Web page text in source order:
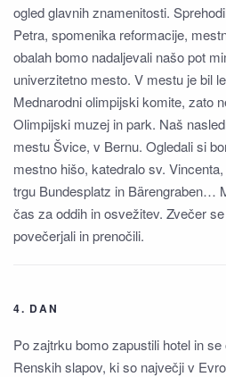
ogled glavnih znamenitosti.
Petra, spomenika reformacije,
obalah bomo nadaljevali našo pot
univerzitetno mesto. V mestu je bil
Mednarodni olimpijski komite, zato
Olimpijski muzej in park. Naš
mestu Švice, v Bernu. Ogledali si
mestno hišo, katedralo sv.
trgu Bundesplatz in Bärengraben…
čas za oddih in osvežitev. Zvečer
povečerjali in prenočili.
4. DAN
Po zajtrku bomo zapustili hotel in
Renskih slapov, ki so največji v